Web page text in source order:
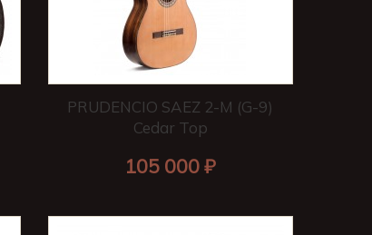
PRUDENCIO SAEZ 2-M (G-9)
Cedar Top
105 000 ₽